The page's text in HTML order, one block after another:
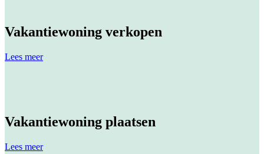
Vakantiewoning verkopen
Lees meer
Vakantiewoning plaatsen
Lees meer